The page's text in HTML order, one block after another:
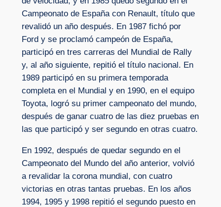
Campeonato de España con Renault, título que
revalidó un año después. En 1987 fichó por
Ford y se proclamó campeón de España,
participó en tres carreras del Mundial de Rally
y, al año siguiente, repitió el título nacional. En
1989 participó en su primera temporada
completa en el Mundial y en 1990, en el equipo
Toyota, logró su primer campeonato del mundo,
después de ganar cuatro de las diez pruebas en
las que participó y ser segundo en otras cuatro.
En 1992, después de quedar segundo en el
Campeonato del Mundo del año anterior, volvió
a revalidar la corona mundial, con cuatro
victorias en otras tantas pruebas. En los años
1994, 1995 y 1998 repitió el segundo puesto en